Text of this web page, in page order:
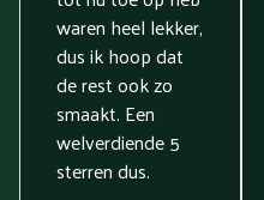
waren heel lekker,
dus ik hoop dat
de rest ook zo
smaakt. Een
welverdiende 5
sterren dus.